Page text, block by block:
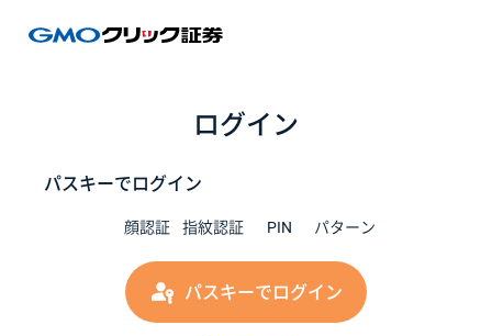
ログイン
パスキーでログイン
顔認証 指紋認証 PIN パターン
パスキーでログイン